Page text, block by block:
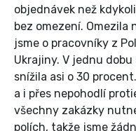
objednávek než
bez omezení. Omezila
jsme o pracovníky z
Ukrajiny. V jednu
snížila asi o 30
a i přes nepohodlí
všechny zakázky
polích, takže jsme